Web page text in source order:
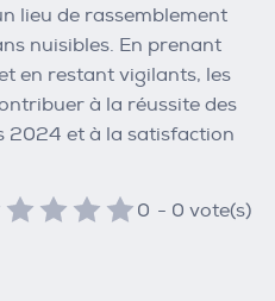
lieu de rassemblement
nuisibles. En prenant
en restant vigilants, les
à la réussite des
2024 et à la satisfaction
0 - 0 vote(s)